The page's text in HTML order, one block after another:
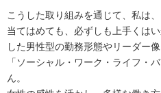
こうした取り組みを通じて、私は
当てはめても、必ずしも上手くは
した男性型の勤務形態やリーダー
「ソーシャル・ワーク・ライフ・
ん。